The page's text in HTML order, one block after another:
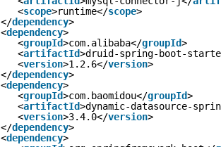
<scope>runtime</scope>
</dependency>
<dependency>
<groupId>com.alibaba</groupId>
<artifactId>druid-spring-boot-
<version>1.2.6</version>
</dependency>
<dependency>
<groupId>com.baomidou</groupId>
<artifactId>dynamic-datasource-
<version>3.4.0</version>
</dependency>
<dependency>